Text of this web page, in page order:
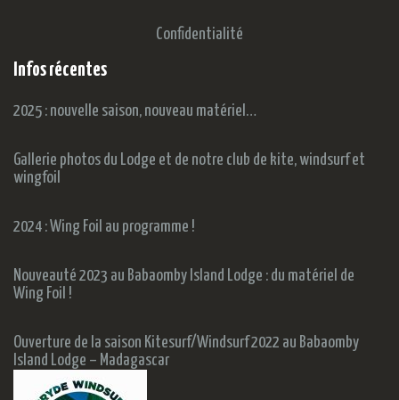
Confidentialité
Infos récentes
2025 : nouvelle saison, nouveau matériel…
Gallerie photos du Lodge et de notre club de kite, windsurf et
wingfoil
2024 : Wing Foil au programme !
Nouveauté 2023 au Babaomby Island Lodge : du matériel de
Wing Foil !
Ouverture de la saison Kitesurf/Windsurf 2022 au Babaomby
Island Lodge – Madagascar